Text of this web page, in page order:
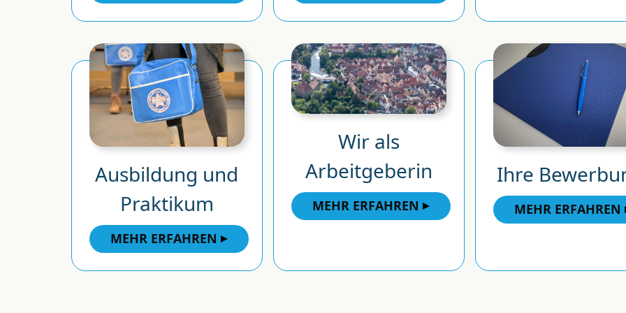
Ausbildung und
Praktikum
MEHR ERFAHREN
Wir als
Arbeitgeberin
MEHR ERFAHREN
Ihre
MEHR ERFAHREN